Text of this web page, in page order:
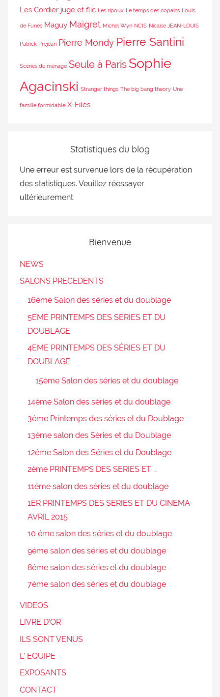
Les Cordier juge et flic Les ripoux Le temps des copains Louis
de Funès Maguy Maigret Michel Wyn NCIS Nicaise JEAN-LOUIS
Patrick Préjean Pierre Mondy Pierre Santini
Scènes de ménage Seule à Paris Sophie
Agacinski Stranger things The big bang theory Une
famille formidable X-Files
Statistiques du blog
Une erreur est survenue lors de la récupération
des statistiques. Veuillez réessayer
ultérieurement.
Bienvenue
NEWS
SALONS PRECEDENTS
16ème Salon des séries et du doublage
5EME PRINTEMPS DES SERIES ET DU
DOUBLAGE
4EME PRINTEMPS DES SÉRIES ET DU
DOUBLAGE
15éme Salon des séries et du doublage
14éme Salon des séries et du doublage
3éme Printemps des séries et du Doublage
13éme salon des Séries et du Doublage
12éme Salon des Séries et du Doublage
2ème PRINTEMPS DES SERIES ET …
11éme salon des séries et du doublage
1ER PRINTEMPS DES SERIES ET DU CINEMA
AVRIL 2015
10 éme salon des séries et du doublage
9éme salon des séries et du doublage
8éme salon des séries et du doublage
7éme salon des séries et du doublage
VIDEOS
LIVRE D’OR
ILS SONT VENUS
L’ EQUIPE
EXPOSANTS
CONTACT